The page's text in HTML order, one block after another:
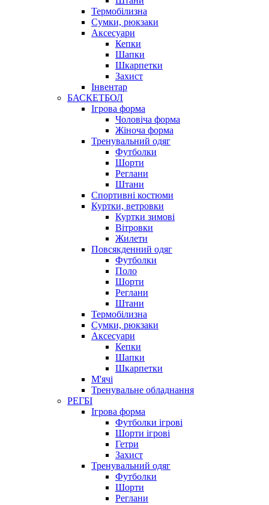
Термобілизна
Сумки, рюкзаки
Аксесуари
Кепки
Шапки
Шкарпетки
Захист
Інвентар
БАСКЕТБОЛ
Ігрова форма
Чоловіча форма
Жіноча форма
Тренувальний одяг
Футболки
Шорти
Реглани
Штани
Спортивні костюми
Куртки, ветровки
Куртки зимові
Вітровки
Жилети
Повсякденний одяг
Футболки
Поло
Шорти
Реглани
Штани
Термобілизна
Сумки, рюкзаки
Аксесуари
Кепки
Шапки
Шкарпетки
М'ячі
Тренувальне обладнання
РЕГБІ
Ігрова форма
Футболки ігрові
Шорти ігрові
Гетри
Захист
Тренувальний одяг
Футболки
Шорти
Реглани